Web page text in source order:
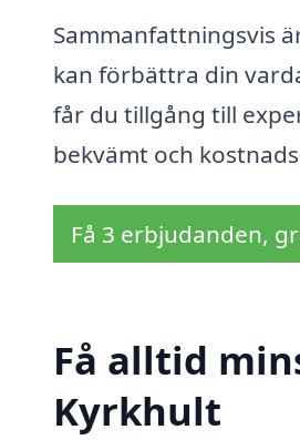
Sammanfattningsvis
kan förbättra din
får du tillgång till
bekvämt och
Få 3 erbjudanden,
Få alltid
Kyrkhult